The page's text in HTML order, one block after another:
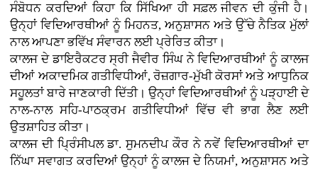
ਸੰਬੋਧਨ ਕਰਦਿਆਂ ਕਿਹਾ ਕਿ ਸਿੱਖਿਆ ਹੀ ਸਫ਼ਲ ਜੀਵਨ ਦੀ ਕੁੰਜੀ ਹੈ।
ਉਨ੍ਹਾਂ ਵਿਦਿਆਰਥੀਆਂ ਨੂੰ ਮਿਹਨਤ, ਅਨੁਸ਼ਾਸਨ ਅਤੇ ਉੱਚੇ ਨੈਤਿਕ ਮੁੱਲਾਂ
ਨਾਲ ਆਪਣਾ ਭਵਿੱਖ ਸੰਵਾਰਨ ਲਈ ਪ੍ਰੇਰਿਤ ਕੀਤਾ।
ਕਾਲਜ ਦੇ ਡਾਇਰੈਕਟਰ ਸ੍ਰੀ ਜੈਵੀਰ ਸਿੰਘ ਨੇ ਵਿਦਿਆਰਥੀਆਂ ਨੂੰ ਕਾਲਜ
ਦੀਆਂ ਅਕਾਦਮਿਕ ਗਤੀਵਿਧੀਆਂ, ਰੋਜ਼ਗਾਰ-ਮੁੱਖੀ ਕੋਰਸਾਂ ਅਤੇ ਆਧੁਨਿਕ
ਸਹੂਲਤਾਂ ਬਾਰੇ ਜਾਣਕਾਰੀ ਦਿੱਤੀ। ਉਨ੍ਹਾਂ ਵਿਦਿਆਰਥੀਆਂ ਨੂੰ ਪੜ੍ਹਾਈ ਦੇ
ਨਾਲ-ਨਾਲ ਸਹਿ-ਪਾਠਕ੍ਰਮ ਗਤੀਵਿਧੀਆਂ ਵਿੱਚ ਵੀ ਭਾਗ ਲੈਣ ਲਈ
ਉਤਸ਼ਾਹਿਤ ਕੀਤਾ।
ਕਾਲਜ ਦੀ ਪ੍ਰਿੰਸੀਪਲ ਡਾ. ਸੁਮਨਦੀਪ ਕੌਰ ਨੇ ਨਵੇਂ ਵਿਦਿਆਰਥੀਆਂ ਦਾ
ਨਿੱਘਾ ਸਵਾਗਤ ਕਰਦਿਆਂ ਉਨ੍ਹਾਂ ਨੂੰ ਕਾਲਜ ਦੇ ਨਿਯਮਾਂ, ਅਨੁਸ਼ਾਸਨ ਅਤੇ